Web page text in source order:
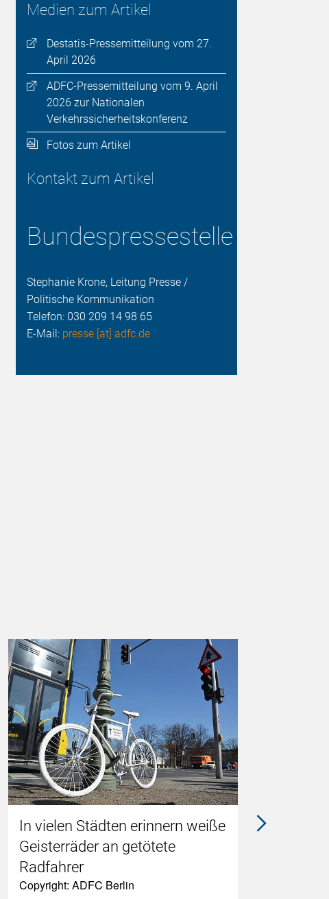
Medien zum Artikel
Destatis-Pressemitteilung vom 27.
April 2026
ADFC-Pressemitteilung vom 9. April
2026 zur Nationalen
Verkehrssicherheitskonferenz
Fotos zum Artikel
Kontakt zum Artikel
Bundespressestelle
Stephanie Krone, Leitung Presse /
Politische Kommunikation
Telefon: 030 209 14 98 65
E-Mail: presse [at] adfc.de
In vielen Städten erinnern weiße
Geisterräder an getötete
Radfahrer
Copyright: ADFC Berlin